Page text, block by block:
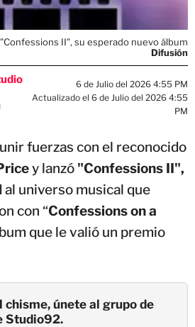
II", su esperado nuevo álbum
Difusión
6 de Julio del 2026 4:55 PM
Actualizado el 6 de Julio del 2026 4:55
PM
fuerzas con el reconocido
y lanzó "Confessions II",
universo musical que
con “Confessions on a
que le valió un premio
chisme, únete al grupo de
Studio92.